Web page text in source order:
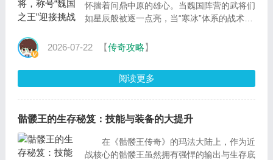
怀揣着问鼎中原的雄心。当魏国阵营的武将们
如星辰般被逐一点亮，当“寒冰”体系的战术齿
2026-07-22 【传奇攻略】
阅读更多
骷髅王的生存秘笈：技能与装备的大提升
在《骷髅王传奇》的玛法大陆上，作为近
战核心的骷髅王虽然拥有强悍的输出与生存底